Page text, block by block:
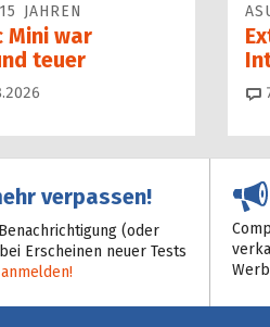
JAHREN
Mini war
teuer
verpassen!
(oder
Erscheinen neuer Tests